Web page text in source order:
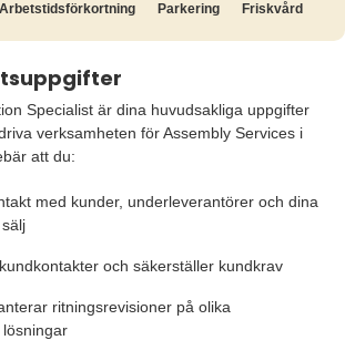
Arbetstids­förkortning Parkering Friskvård
Specialist är dina huvudsakliga uppgifter
verksamheten för Assembly Services i
att du:
med kunder, underleverantörer och dina
och säkerställer kundkrav
ritningsrevisioner på olika